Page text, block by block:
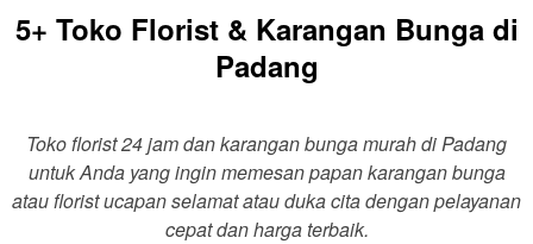
5+ Toko Florist & Karangan Bunga di
Padang
Toko florist 24 jam dan karangan bunga murah di Padang
untuk Anda yang ingin memesan papan karangan bunga
atau florist ucapan selamat atau duka cita dengan pelayanan
cepat dan harga terbaik.